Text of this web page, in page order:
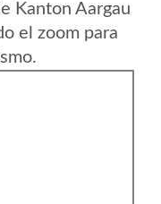
Kanton Aargau
el zoom para